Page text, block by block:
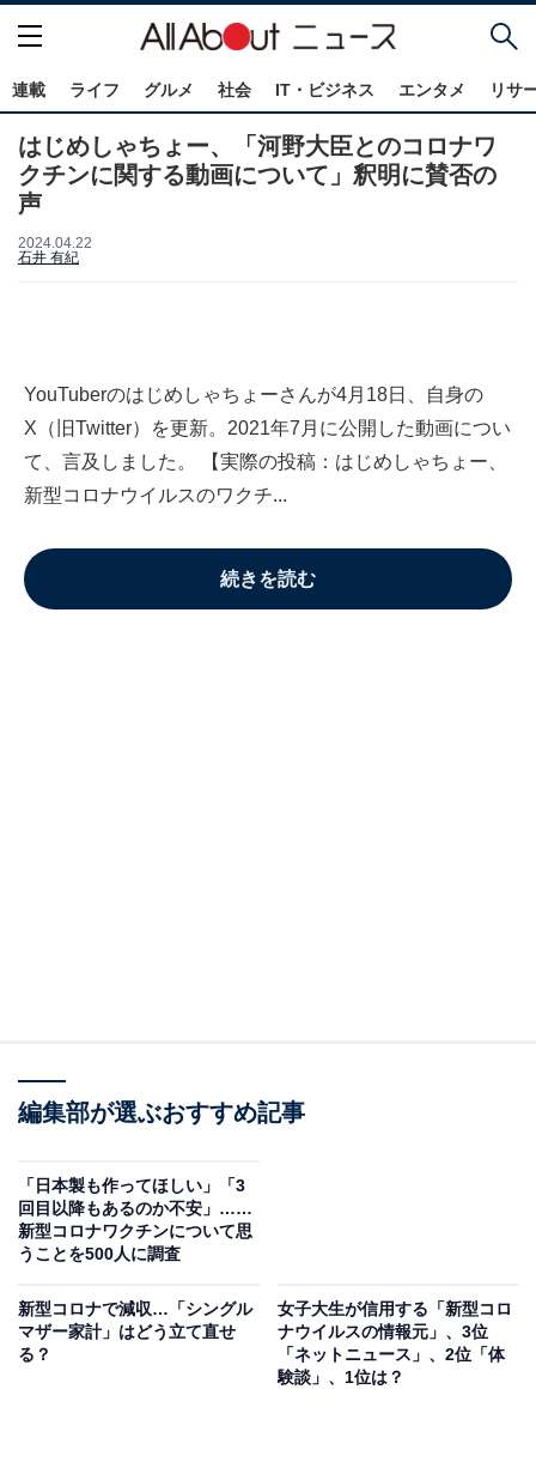
連載 ライフ グルメ 社会 IT・ビジネス エンタメ リサ
はじめしゃちょー、「河野大臣とのコロナワ
クチンに関する動画について」釈明に賛否の
声
2024.04.22
石井 有紀
YouTuberのはじめしゃちょーさんが4月18日、自身の
X（旧Twitter）を更新。2021年7月に公開した動画につい
て、言及しました。 【実際の投稿：はじめしゃちょー、
新型コロナウイルスのワクチ...
続きを読む
編集部が選ぶおすすめ記事
「日本製も作ってほしい」「3
回目以降もあるのか不安」……
新型コロナワクチンについて思
うことを500人に調査
新型コロナで減収…「シングル
マザー家計」はどう立て直せ
る？
女子大生が信用する「新型コロ
ナウイルスの情報元」、3位
「ネットニュース」、2位「体
験談」、1位は？